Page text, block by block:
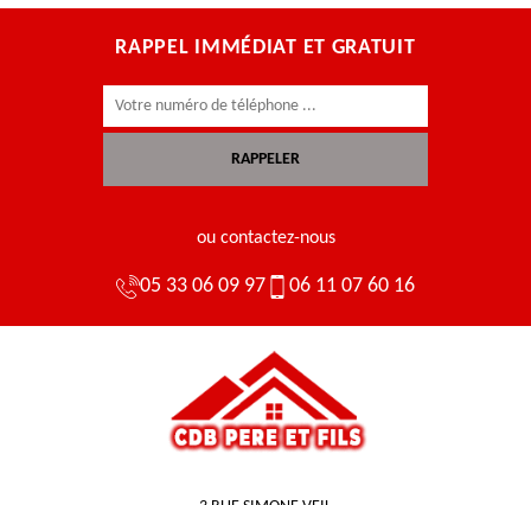
RAPPEL IMMÉDIAT ET GRATUIT
ou contactez-nous
05 33 06 09 97 06 11 07 60 16